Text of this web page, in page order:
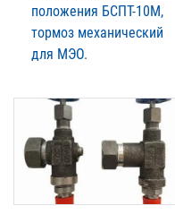
положения БСПТ-10М,
тормоз механический
для МЭО.